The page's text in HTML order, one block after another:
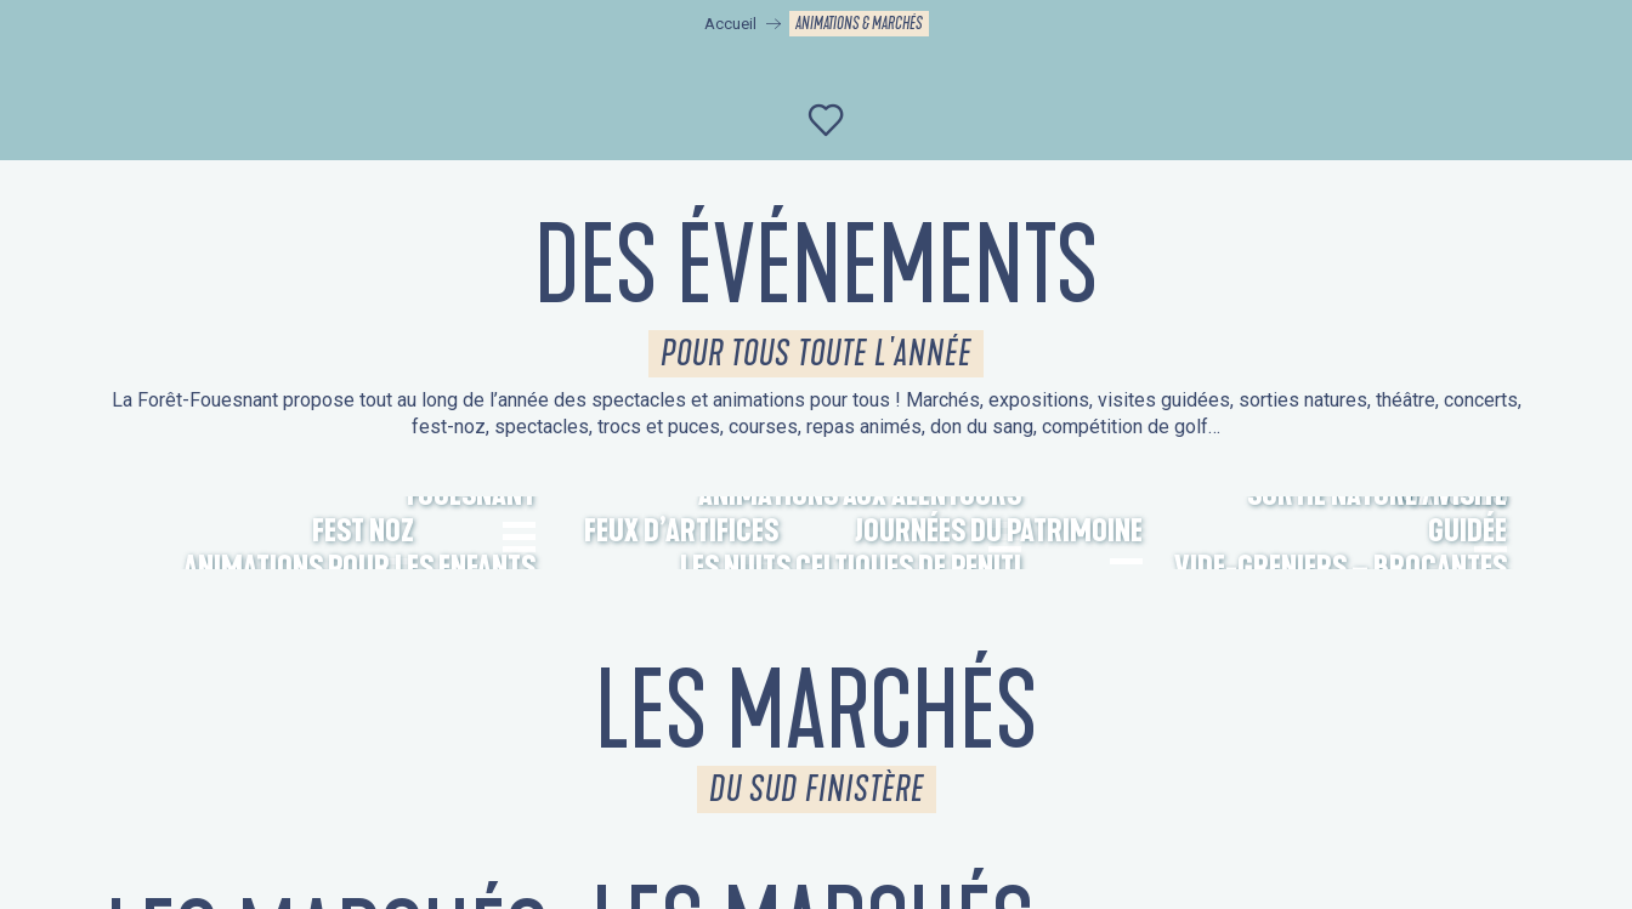
Accueil ANIMATIONS & MARCHÉS
Ajouter aux favoris
DES ÉVÉNEMENTS
POUR TOUS TOUTE L'ANNÉE
La Forêt-Fouesnant propose tout au long de l’année des spectacles et animations pour tous ! Marchés, expositions, visites guidées, sorties natures, théâtre, concerts,
fest-noz, spectacles, trocs et puces, courses, repas animés, don du sang, compétition de golf…
FOUESNANT
ANIMATIONS AUX ALENTOURS
MARCHÉS
FEST NOZ
FEUX D’ARTIFICES JOURNÉES DU PATRIMOINE
SORTIE NATURE / VISITE
GUIDÉE
ANIMATIONS POUR LES ENFANTS
LES NUITS CELTIQUES DE PENITI VIDE-GRENIERS – BROCANTES
LES MARCHÉS
DU SUD FINISTÈRE